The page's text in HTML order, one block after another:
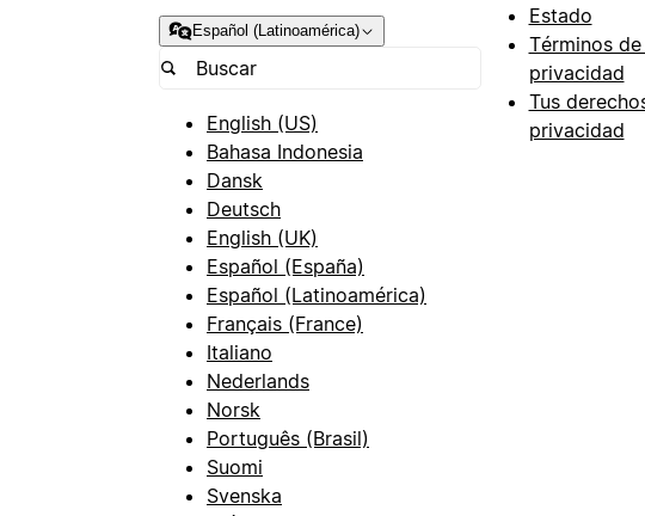
Español (Latinoamérica)
English (US)
Bahasa Indonesia
Dansk
Deutsch
English (UK)
Español (España)
Español (Latinoamérica)
Français (France)
Italiano
Nederlands
Norsk
Português (Brasil)
Suomi
Svenska
Estado
Términos
privacidad
Tus
privacidad